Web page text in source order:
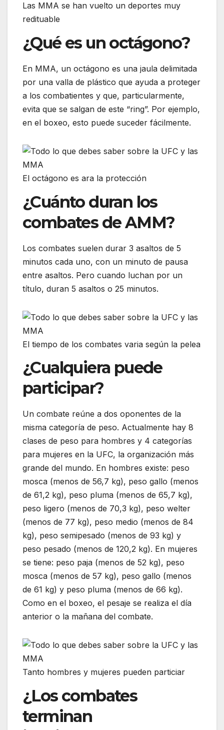
Las MMA se han vuelto un deportes muy
redituable
¿Qué es un octágono?
En MMA, un octágono es una jaula delimitada
por una valla de plástico que ayuda a proteger
a los combatientes y que, particularmente,
evita que se salgan de este “ring”. Por ejemplo,
en el boxeo, esto puede suceder fácilmente.
El octágono es ara la protección
¿Cuánto duran los
combates de AMM?
Los combates suelen durar 3 asaltos de 5
minutos cada uno, con un minuto de pausa
entre asaltos. Pero cuando luchan por un
título, duran 5 asaltos o 25 minutos.
El tiempo de los combates varia según la pelea
¿Cualquiera puede
participar?
Un combate reúne a dos oponentes de la
misma categoría de peso. Actualmente hay 8
clases de peso para hombres y 4 categorías
para mujeres en la UFC, la organización más
grande del mundo. En hombres existe: peso
mosca (menos de 56,7 kg), peso gallo (menos
de 61,2 kg), peso pluma (menos de 65,7 kg),
peso ligero (menos de 70,3 kg), peso welter
(menos de 77 kg), peso medio (menos de 84
kg), peso semipesado (menos de 93 kg) y
peso pesado (menos de 120,2 kg). En mujeres
se tiene: peso paja (menos de 52 kg), peso
mosca (menos de 57 kg), peso gallo (menos
de 61 kg) y peso pluma (menos de 66 kg).
Como en el boxeo, el pesaje se realiza el día
anterior o la mañana del combate.
Tanto hombres y mujeres pueden particiar
¿Los combates
terminan